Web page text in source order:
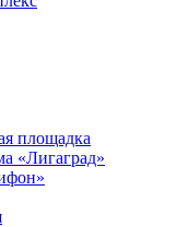
площадка
«Лигаград»­­